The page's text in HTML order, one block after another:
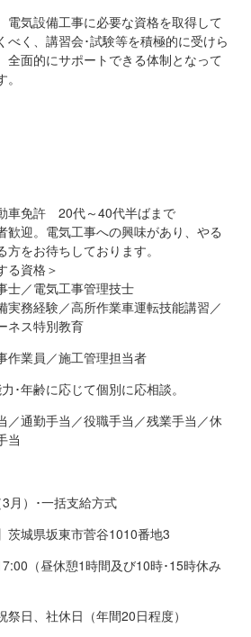
電気設備工事に必要な資格を取得して
べく、講習会･試験等を積極的に受けら
全面的にサポートできる体制となって
車免許 20代～40代半ばまで
歓迎。電気工事への興味があり、やる
方をお待ちしております。
る資格＞
士／電気工事管理技士
実務経験／高所作業車運転技能講習／
ネス特別教育
作業員／施工管理担当者
･年齢に応じて個別に応相談。
／通勤手当／役職手当／残業手当／休
当
月）･一括支給方式
茨城県坂東市菅谷1010番地3
（昼休憩1時間及び10時･15時休み
祭日、社休日（年間20日程度）